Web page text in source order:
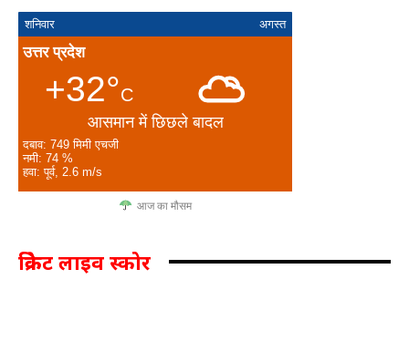
शनिवार अगस्त
उत्तर प्रदेश
+32°C
आसमान में छिछले बादल
दबाव: 749 मिमी एचजी
नमी: 74 %
हवा: पूर्व, 2.6 m/s
आज का मौसम
क्रिकेट लाइव स्कोर